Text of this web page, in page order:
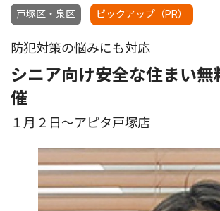
戸塚区・泉区 ピックアップ（PR）
防犯対策の悩みにも対応
シニア向け安全な住まい無
催
１月２日〜アピタ戸塚店